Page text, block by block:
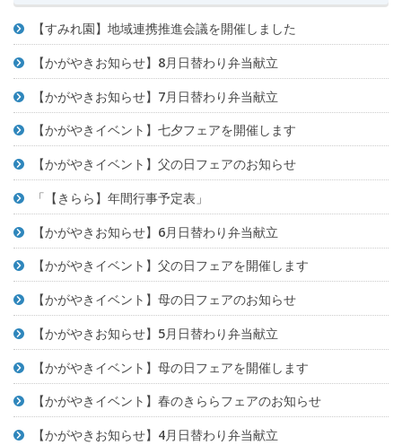
【すみれ園】地域連携推進会議を開催しました
【かがやきお知らせ】8月日替わり弁当献立
【かがやきお知らせ】7月日替わり弁当献立
【かがやきイベント】七夕フェアを開催します
【かがやきイベント】父の日フェアのお知らせ
「【きらら】年間行事予定表」
【かがやきお知らせ】6月日替わり弁当献立
【かがやきイベント】父の日フェアを開催します
【かがやきイベント】母の日フェアのお知らせ
【かがやきお知らせ】5月日替わり弁当献立
【かがやきイベント】母の日フェアを開催します
【かがやきイベント】春のきららフェアのお知らせ
【かがやきお知らせ】4月日替わり弁当献立